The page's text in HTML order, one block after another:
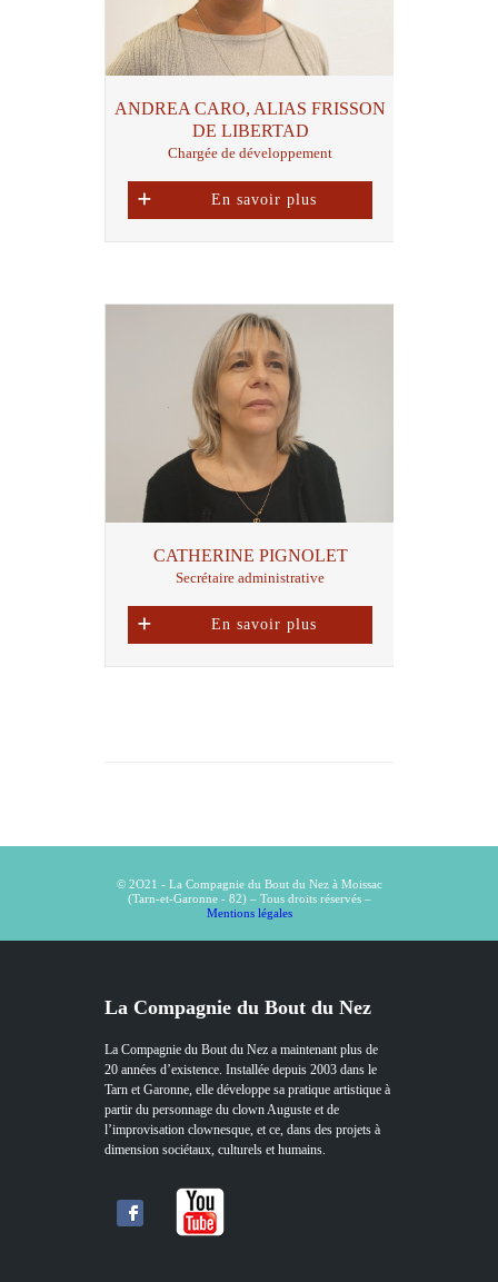
ANDREA CARO, ALIAS FRISSON
DE LIBERTAD
Chargée de développement
En savoir plus
CATHERINE PIGNOLET
Secrétaire administrative
En savoir plus
© 2O21 - La Compagnie du Bout du Nez à Moissac
(Tarn-et-Garonne - 82) – Tous droits réservés –
Mentions légales
La Compagnie du Bout du Nez
La Compagnie du Bout du Nez a maintenant plus de
20 années d’existence. Installée depuis 2003 dans le
Tarn et Garonne, elle développe sa pratique artistique à
partir du personnage du clown Auguste et de
l’improvisation clownesque, et ce, dans des projets à
dimension sociétaux, culturels et humains.